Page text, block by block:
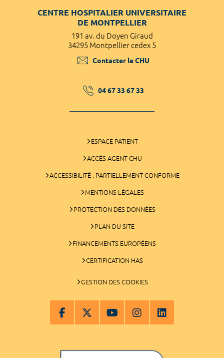
CENTRE HOSPITALIER UNIVERSITAIRE
DE MONTPELLIER
191 av. du Doyen Giraud
34295 Montpellier cedex 5
Contacter le CHU
04 67 33 67 33
ESPACE PATIENT
ACCÈS AGENT CHU
ACCESSIBILITÉ : PARTIELLEMENT CONFORME
MENTIONS LÉGALES
PROTECTION DES DONNÉES
PLAN DU SITE
FINANCEMENTS EUROPÉENS
CERTIFICATION HAS
GESTION DES COOKIES